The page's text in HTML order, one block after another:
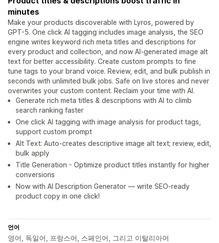
minutes
Make your products discoverable with Lyros, powered by
GPT-5. One click AI tagging includes image analysis, the SEO
engine writes keyword rich meta titles and descriptions for
every product and collection, and now AI-generated image alt
text for better accessibility. Create custom prompts to fine
tune tags to your brand voice. Review, edit, and bulk publish in
seconds with unlimited bulk jobs. Safe on live stores and never
overwrites your custom content. Reclaim your time with AI.
Generate rich meta titles & descriptions with AI to climb
search ranking faster
One click AI tagging with image analysis for product tags,
support custom prompt
Alt Text: Auto-creates descriptive image alt text; review, edit,
bulk apply
Title Generation - Optimize product titles instantly for higher
conversions
Now with AI Description Generator — write SEO-ready
product copy in one click!
언어
영어, 독일어, 프랑스어, 스페인어, 그리고 이탈리아어